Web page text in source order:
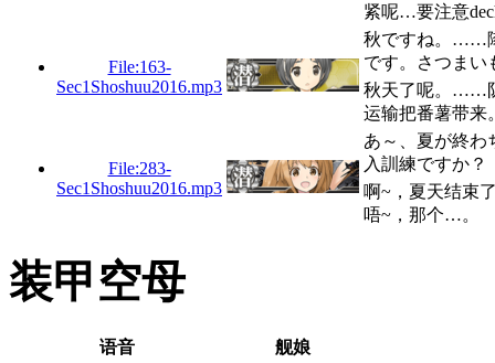
紧呢…要注意
File:163-
Sec1Shoshuu2016.mp3
秋ですね。……
です。さつまい
秋天了呢。……
运输把番薯带来
File:283-
Sec1Shoshuu2016.mp3
あ～、夏が終
入訓練ですか
啊~，夏天结束
唔~，那个…。
装甲空母
语音 舰娘